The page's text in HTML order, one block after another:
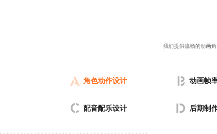
我们提供流畅的动画
角色动作设计 动画帧
配音配乐设计 后期制